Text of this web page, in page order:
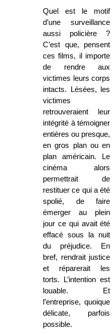
Quel est le motif
d’une surveillance
aussi policière ?
C’est que, pensent
ces films, il importe
de rendre aux
victimes leurs corps
intacts. Lésées, les
victimes
retrouveraient leur
intégrité à témoigner
entières ou presque,
en gros plan ou en
plan américain. Le
cinéma alors
permettrait de
restituer ce qui a été
spolié, de faire
émerger au plein
jour ce qui avait été
effacé sous la nuit
du préjudice. En
bref, rendrait justice
et réparerait les
torts. L’intention est
louable. Et
l’entreprise, quoique
délicate, parfois
possible.